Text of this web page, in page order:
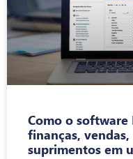
Como o software
finanças,
suprimentos em